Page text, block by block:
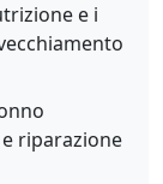
e i
riparazione